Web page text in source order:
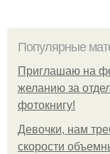
Популярные
Приглашаю на
желанию за
фотокнигу!
Девочки, нам
скорости